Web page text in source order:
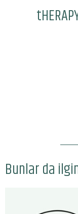
Bunlar da